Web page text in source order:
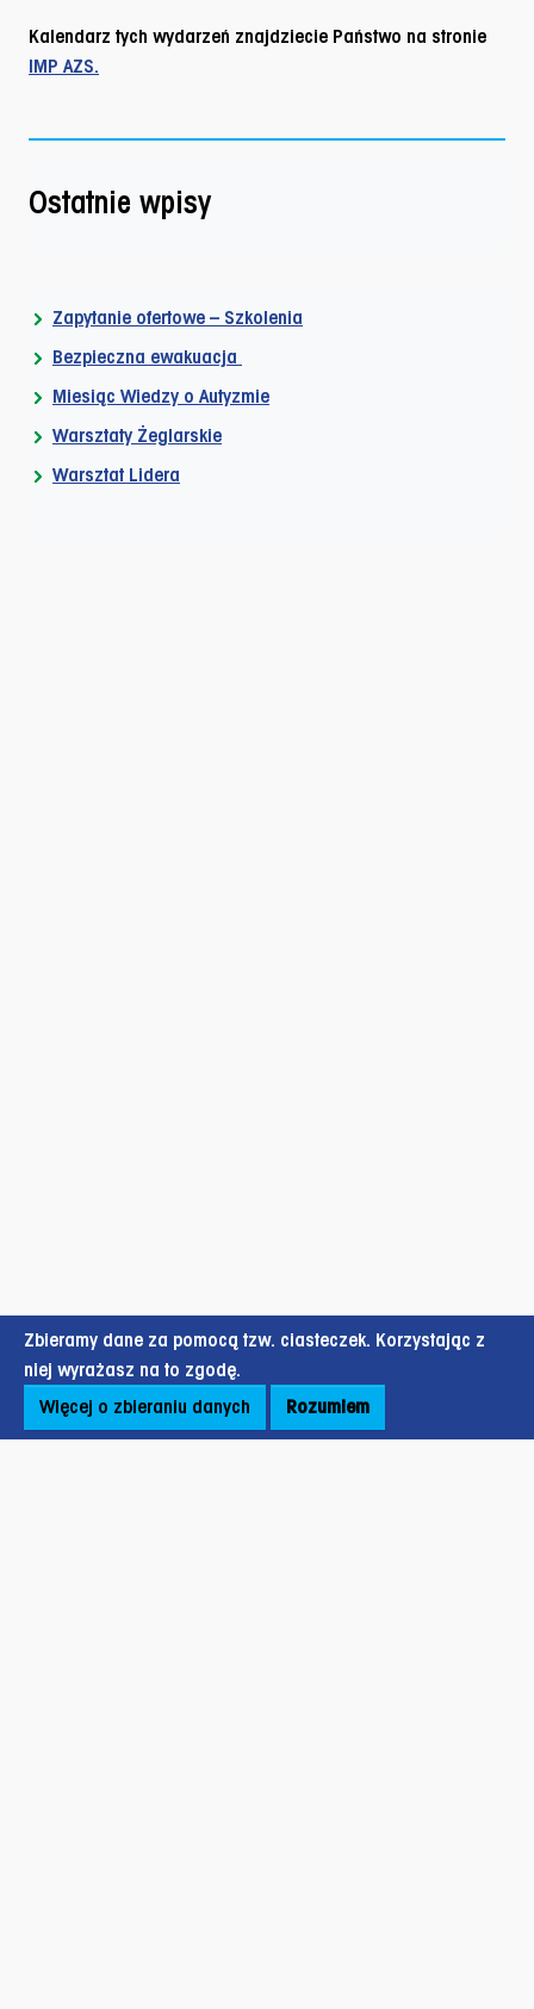
Kalendarz tych wydarzeń znajdziecie Państwo na stronie
IMP AZS.
Ostatnie wpisy
Zapytanie ofertowe – Szkolenia
Bezpieczna ewakuacja
Miesiąc Wiedzy o Autyzmie
Warsztaty Żeglarskie
Warsztat Lidera
Zbieramy dane za pomocą tzw. ciasteczek. Korzystając z
niej wyrażasz na to zgodę.
Więcej o zbieraniu danych
Rozumiem